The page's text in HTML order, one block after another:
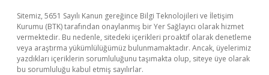
Sitemiz, 5651 Sayılı Kanun gereğince Bilgi Teknolojileri ve İletişim
Kurumu (BTK) tarafından onaylanmış bir Yer Sağlayıcı olarak hizmet
vermektedir. Bu nedenle, sitedeki içerikleri proaktif olarak denetleme
veya araştırma yükümlülüğümüz bulunmamaktadır. Ancak, üyelerimiz
yazdıkları içeriklerin sorumluluğunu taşımakta olup, siteye üye olarak
bu sorumluluğu kabul etmiş sayılırlar.